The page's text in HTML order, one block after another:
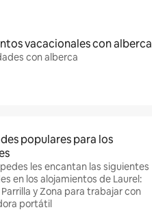
vacacionales con alberca
con alberca
populares para los
les encantan las siguientes
en los alojamientos de Laurel:
y Zona para trabajar con
portátil